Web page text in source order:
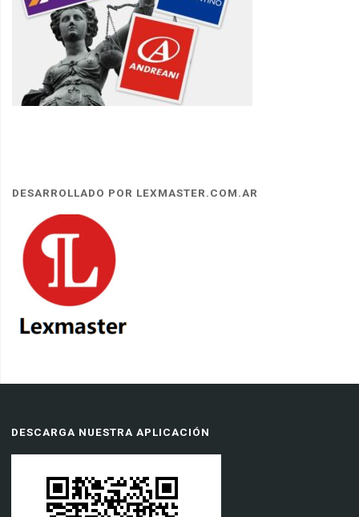
DESARROLLADO POR LEXMASTER.COM.AR
DESCARGA NUESTRA APLICACIÓN